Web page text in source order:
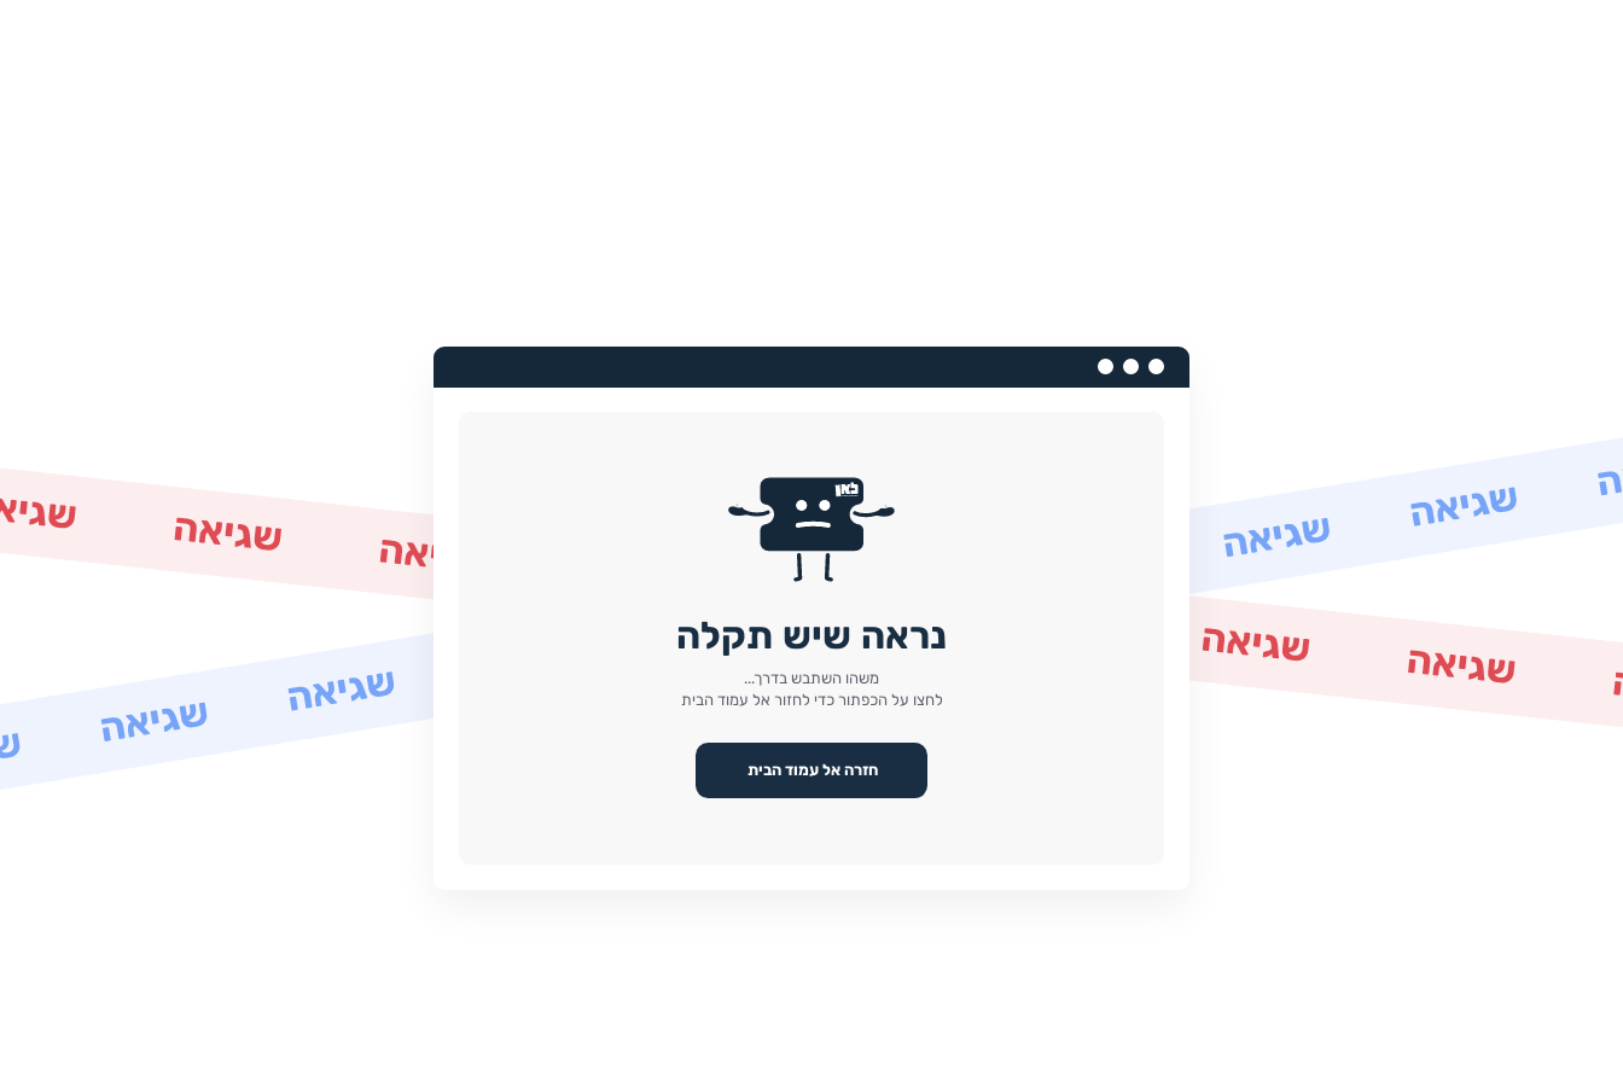
נראה שיש תקלה
משהו השתבש בדרך...
לחצו על הכפתור כדי לחזור אל עמוד הבית
חזרה אל עמוד הבית